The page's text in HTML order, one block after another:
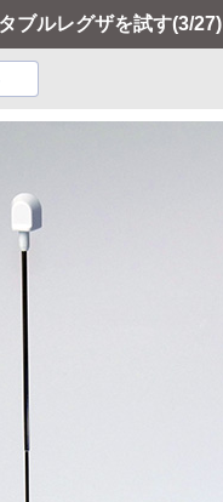
ブルレグザを試す(3/27)